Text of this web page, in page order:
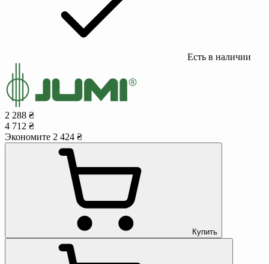
Есть в наличии
2 288 ₴
4 712 ₴
Экономите 2 424 ₴
Купить